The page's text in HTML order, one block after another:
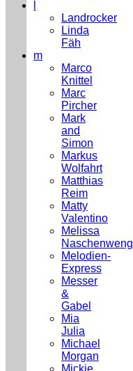
Landrocker
Linda
Fäh
m
Marco
Knittel
Marc
Pircher
Mark
and
Simon
Markus
Wolfahrt
Matthias
Reim
Matty
Valentino
Melissa
Naschenweng
Melodien-
Express
Messer
&
Gabel
Mia
Julia
Michael
Morgan
Mickie